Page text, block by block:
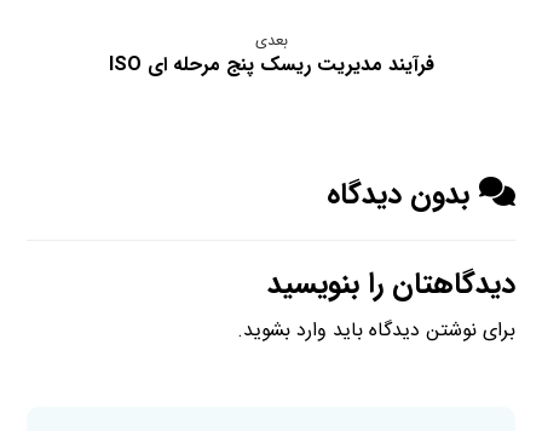
بعدی
فرآیند مدیریت ریسک پنج مرحله ای ISO
بدون دیدگاه
دیدگاهتان را بنویسید
برای نوشتن دیدگاه باید وارد بشوید.